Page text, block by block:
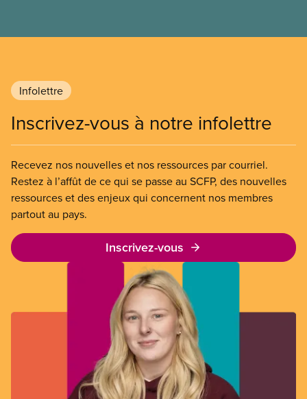
Infolettre
Inscrivez-vous à notre infolettre
Recevez nos nouvelles et nos ressources par courriel.
Restez à l’affût de ce qui se passe au SCFP, des nouvelles
ressources et des enjeux qui concernent nos membres
partout au pays.
Inscrivez-vous